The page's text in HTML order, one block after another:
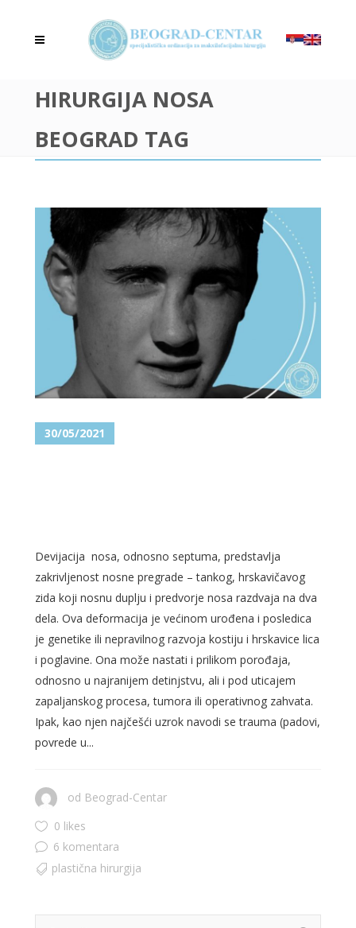
HIRURGIJA NOSA
BEOGRAD TAG
30/05/2021
Devijacija nosa, odnosno septuma, predstavlja
zakrivljenost nosne pregrade – tankog, hrskavičavog
zida koji nosnu duplju i predvorje nosa razdvaja na dva
dela. Ova deformacija je većinom urođena i posledica
je genetike ili nepravilnog razvoja kostiju i hrskavice lica
i poglavine. Ona može nastati i prilikom porođaja,
odnosno u najranijem detinjstvu, ali i pod uticajem
zapaljanskog procesa, tumora ili operativnog zahvata.
Ipak, kao njen najčešći uzrok navodi se trauma (padovi,
povrede u...
od Beograd-Centar
0 likes
6 komentara
plastična hirurgija